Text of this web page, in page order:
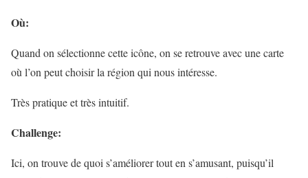
Où:
Quand on sélectionne cette icône, on se retrouve avec une carte
où l’on peut choisir la région qui nous intéresse.
Très pratique et très intuitif.
Challenge:
Ici, on trouve de quoi s’améliorer tout en s’amusant, puisqu’il